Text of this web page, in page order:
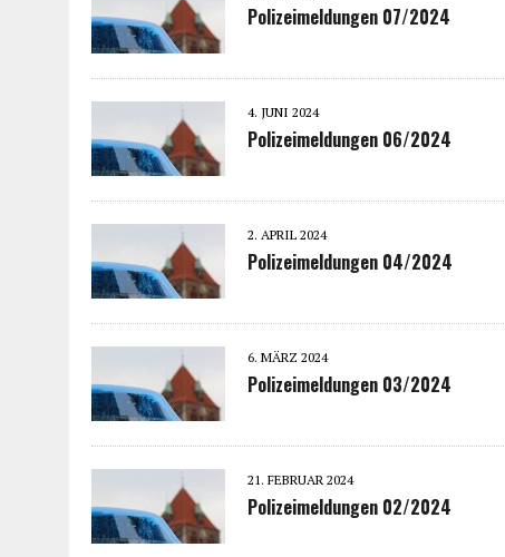
Polizeimeldungen 07/2024
4. JUNI 2024
Polizeimeldungen 06/2024
2. APRIL 2024
Polizeimeldungen 04/2024
6. MÄRZ 2024
Polizeimeldungen 03/2024
21. FEBRUAR 2024
Polizeimeldungen 02/2024